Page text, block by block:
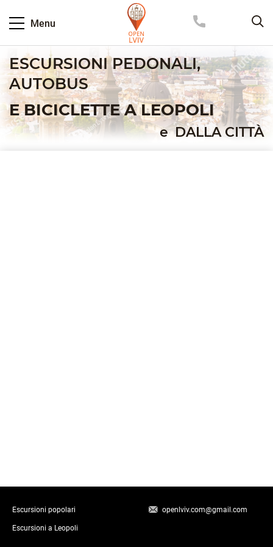
Menu
ESCURSIONI PEDONALI,
AUTOBUS
E BICICLETTE A LEOPOLI
eDALLA CITTÀ
Escursioni popolari
Escursioni a Leopoli
openlviv.com@gmail.com